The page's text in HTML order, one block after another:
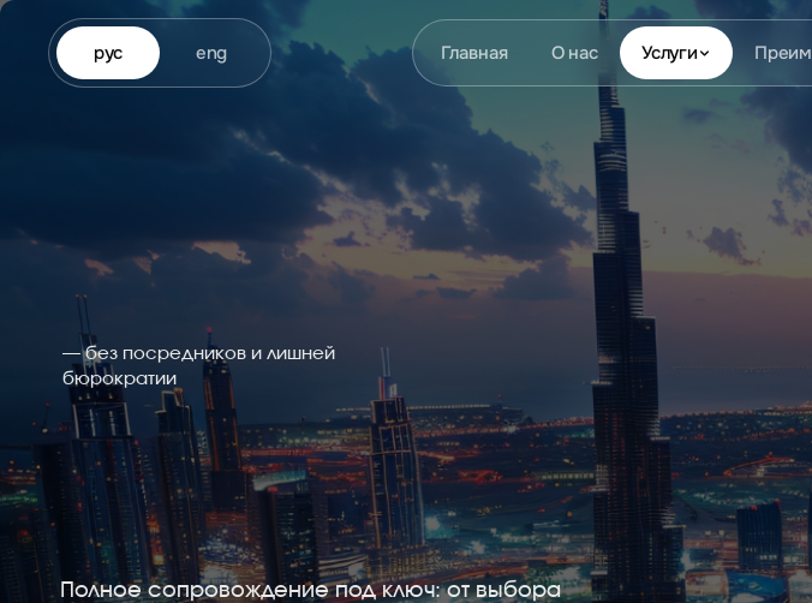
рус eng Главная О нас Услуги
бюрократии
Полное сопровождение под ключ: от выбора
основания до получения Emirates ID. Без
бюрократии, с гарантированным результатом.